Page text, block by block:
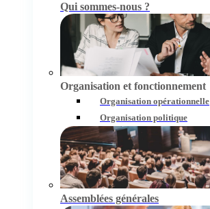
Qui sommes-nous ?
Organisation et fonctionnement
Organisation opérationnelle
Organisation politique
Assemblées générales